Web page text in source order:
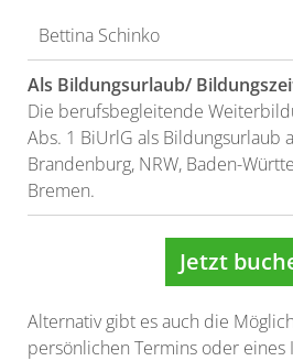
Bettina Schinko
Als Bildungsurlaub/
Die berufsbegleitende
Abs. 1 BiUrlG als Bildungsurlaub
Brandenburg, NRW, Baden-
Bremen.
Jetzt
Alternativ gibt es auch die
persönlichen Termins oder eines